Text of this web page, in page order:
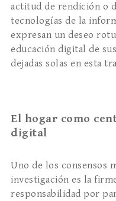
actitud de rendición o
tecnologías de la
expresan un deseo
educación digital de
dejadas solas en esta
El hogar como
digital
Uno de los consensos
investigación es la
responsabilidad por